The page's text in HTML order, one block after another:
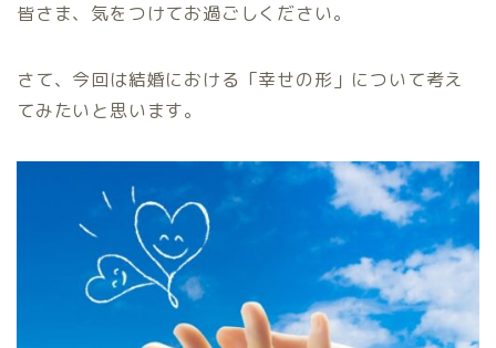
皆さま、気をつけてお過ごしください。
さて、今回は結婚における「幸せの形」について考え
てみたいと思います。